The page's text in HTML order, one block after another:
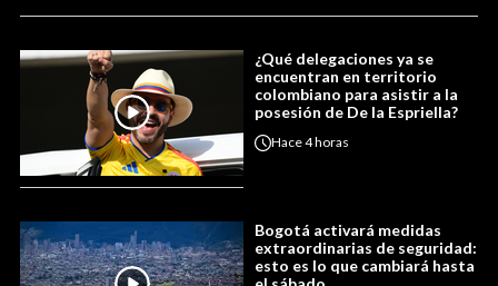
¿Qué delegaciones ya se
encuentran en territorio
colombiano para asistir a la
posesión de De la Espriella?
Hace4 horas
Bogotá activará medidas
extraordinarias de seguridad:
esto es lo que cambiará hasta